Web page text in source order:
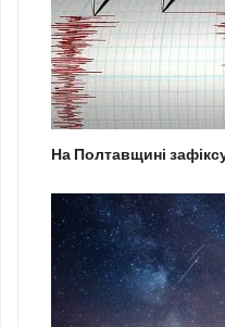
На Полтавщині